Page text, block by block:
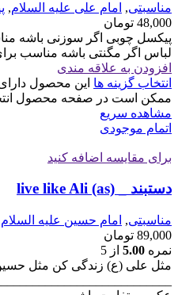
مناسبتی, امام علی علیه السلام,
48,000 تومان
پیکسل چوبی اگر سوزنی باشه
لباس اگر مگنتی باشه مناسب
افزودن به علاقه مندی
انتخاب گزینه ها این محصول
ممکن است در صفحه محصول
مشاهده سریع
اتمام موجودی
برای مقایسه اضافه کنید
دستبند _ live like Ali (as)
مناسبتی, امام حسین علیه السلام
89,000 تومان
نمره 5.00 از 5
مثل علی (ع) زندگی کن مثل